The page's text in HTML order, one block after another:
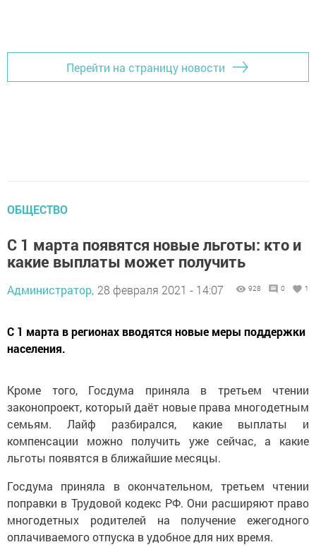
Перейти на страницу новости
ОБЩЕСТВО
С 1 марта появятся новые льготы: кто и
какие выплаты может получить
Администратор, 28 февраля 2021 - 14:07 928 0 1
С 1 марта в регионах вводятся новые меры поддержки
населения.
Кроме того, Госдума приняла в третьем чтении
законопроект, который даёт новые права многодетным
семьям. Лайф разбирался, какие выплаты и
компенсации можно получить уже сейчас, а какие
льготы появятся в ближайшие месяцы.
Госдума приняла в окончательном, третьем чтении
поправки в Трудовой кодекс РФ. Они расширяют право
многодетных родителей на получение ежегодного
оплачиваемого отпуска в удобное для них время.